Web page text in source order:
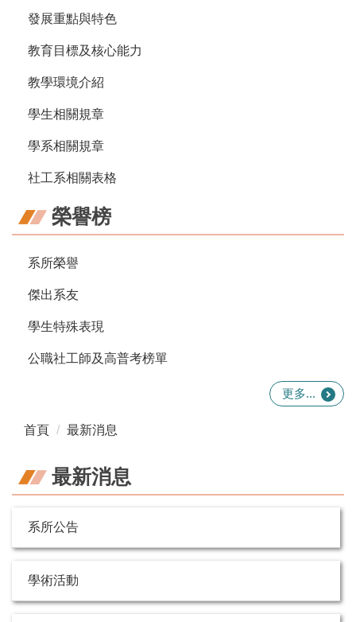
發展重點與特色
教育目標及核心能力
教學環境介紹
學生相關規章
學系相關規章
社工系相關表格
榮譽榜
系所榮譽
傑出系友
學生特殊表現
公職社工師及高普考榜單
更多...
首頁 最新消息
最新消息
系所公告
學術活動